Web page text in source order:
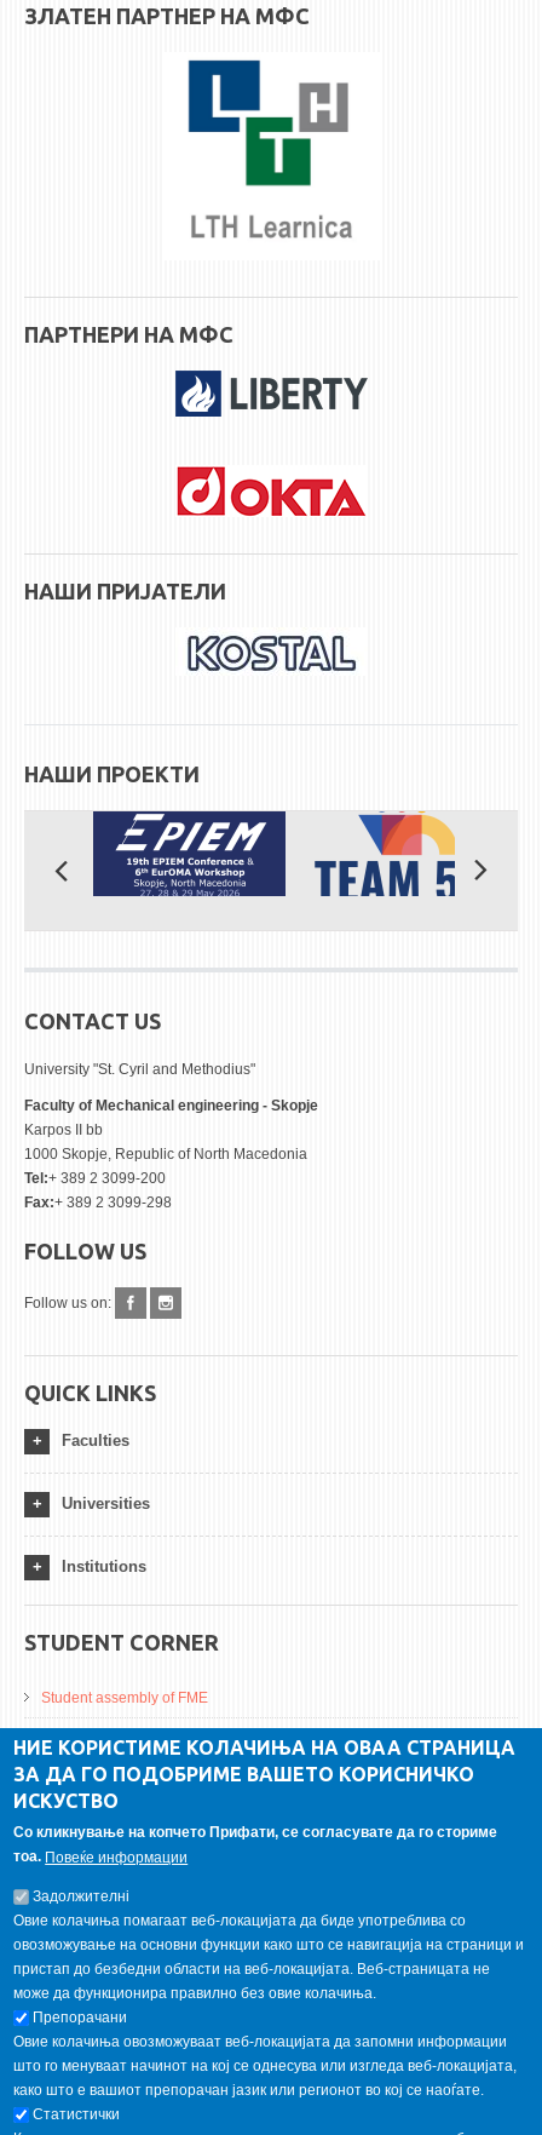
ЗЛАТЕН ПАРТНЕР НА МФС
ПАРТНЕРИ НА МФС
НАШИ ПРИЈАТЕЛИ
НАШИ ПРОЕКТИ
CONTACT US
University "St. Cyril and Methodius"
Faculty of Mechanical engineering - Skopje
Karpos II bb
1000 Skopje, Republic of North Macedonia
Tel:+ 389 2 3099-200
Fax:+ 389 2 3099-298
FOLLOW US
Follow us on:
QUICK LINKS
Faculties
Universities
Institutions
STUDENT CORNER
Student assembly of FME
Da Vinci Magazinne
Alumni association
GALLERY
НИЕ КОРИСТИМЕ КОЛАЧИЊА НА ОВАА СТРАНИЦА
ЗА ДА ГО ПОДОБРИМЕ ВАШЕТО КОРИСНИЧКО
ИСКУСТВО
Со кликнување на копчето Прифати, се согласувате да го сториме
тоа. Повеќе информации
Задолжителнi
Овие колачиња помагаат веб-локацијата да биде употреблива со
овозможување на основни функции како што се навигација на страници и
пристап до безбедни области на веб-локацијата. Веб-страницата не
може да функционира правилно без овие колачиња.
Препорачани
Овие колачиња овозможуваат веб-локацијата да запомни информации
што го менуваат начинот на кој се однесува или изгледа веб-локацијата,
како што е вашиот препорачан јазик или регионот во кој се наоѓате.
Статистички